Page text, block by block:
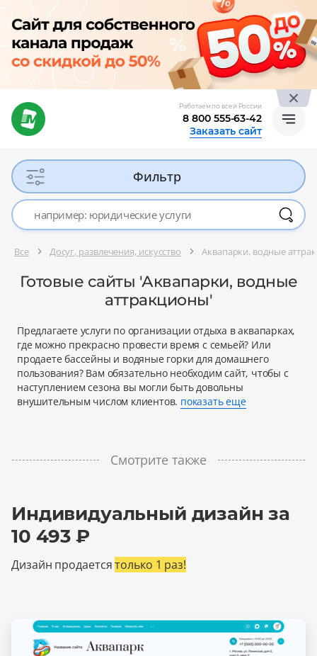
Работаем по всей России
8 800 555-63-42
Заказать сайт
Фильтр
Все Досуг, развлечения, искусство Аквапарки, водные
Готовые сайты 'Аквапарки, водные
аттракционы'
Предлагаете услуги по организации отдыха в аквапарках,
где можно прекрасно провести время с семьей? Или
продаете бассейны и водяные горки для домашнего
пользования? Вам обязательно необходим сайт, чтобы с
наступлением сезона вы могли быть довольны
внушительным числом клиентов. показать еще
Смотрите также
Индивидуальный дизайн за
10 493 ₽
Дизайн продаетсятолько 1 раз!